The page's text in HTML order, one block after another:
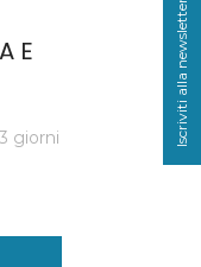
E
3 giorni
Iscriviti alla newsletter